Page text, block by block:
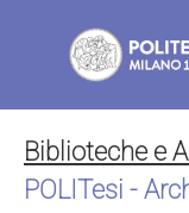
Biblioteche e
POLITesi -